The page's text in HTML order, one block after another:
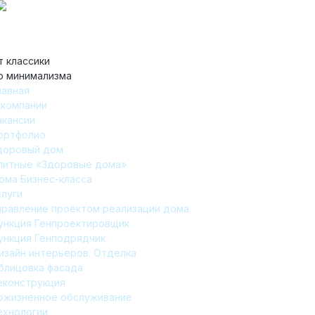
классики
минимализма
дом
«Здоровые дома»
Бизнес-класса
проектом реализации дома
Генпроектировщик
Генподрядчик
интерьеров. Отделка
фасада
обслуживание